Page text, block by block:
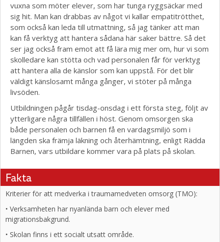
vuxna som möter elever, som har tunga ryggsäckar med
sig hit. Man kan drabbas av något vi kallar empatitrötthet,
som också kan leda till utmattning, så jag tänker att man
kan få verktyg att hantera sådana här saker bättre. Så det
ser jag också fram emot att få lära mig mer om, hur vi som
skolledare kan stötta och vad personalen får för verktyg
att hantera alla de känslor som kan uppstå. För det blir
väldigt känslosamt många gånger, vi stöter på många
livsöden.
Utbildningen pågår tisdag-onsdag i ett första steg, följt av
ytterligare några tillfällen i höst. Genom omsorgen ska
både personalen och barnen få en vardagsmiljö som i
längden ska främja läkning och återhämtning, enligt Rädda
Barnen, vars utbildare kommer vara på plats på skolan.
Fakta
Kriterier för att medverka i traumamedveten omsorg (TMO):
• Verksamheten har nyanlända barn och elever med
migrationsbakgrund.
• Skolan finns i ett socialt utsatt område.